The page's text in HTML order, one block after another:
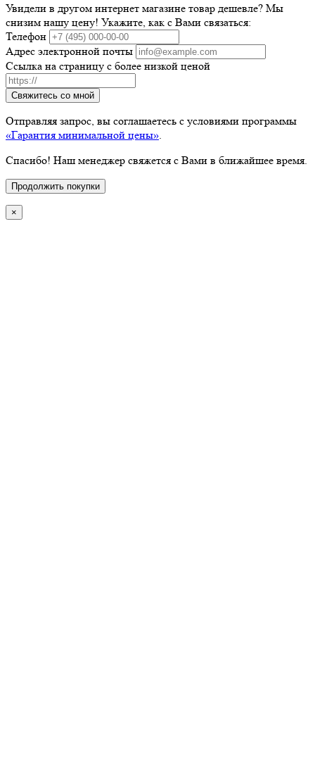
Увидели в другом интернет магазине товар дешевле? Мы
снизим нашу цену! Укажите, как с Вами связаться:
Телефон
Адрес электронной почты
Ссылка на страницу с более низкой ценой
Свяжитесь со мной
Отправляя запрос, вы соглашаетесь с условиями программы
«Гарантия минимальной цены»
Спасибо! Наш менеджер свяжется с Вами в ближайшее время.
Продолжить покупки
×